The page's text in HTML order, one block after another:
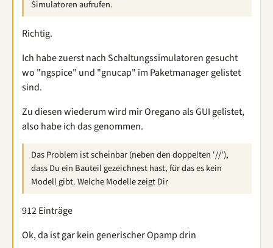
Simulatoren aufrufen.
Richtig.
Ich habe zuerst nach Schaltungssimulatoren gesucht
wo "ngspice" und "gnucap" im Paketmanager gelistet
sind.
Zu diesen wiederum wird mir Oregano als GUI gelistet,
also habe ich das genommen.
Das Problem ist scheinbar (neben den doppelten '//'),
dass Du ein Bauteil gezeichnest hast, für das es kein
Modell gibt. Welche Modelle zeigt Dir
912 Einträge
Ok, da ist gar kein generischer Opamp drin